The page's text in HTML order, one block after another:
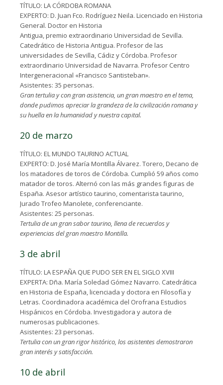
TÍTULO: LA CÓRDOBA ROMANA
EXPERTO: D. Juan Fco. Rodríguez Neila. Licenciado en Historia
General. Doctor en Historia
Antigua, premio extraordinario Universidad de Sevilla.
Catedrático de Historia Antigua. Profesor de las
universidades de Sevilla, Cádiz y Córdoba. Profesor
extraordinario Universidad de Navarra. Profesor Centro
Intergeneracional «Francisco Santisteban».
Asistentes: 35 personas.
Gran tertulia y con gran asistencia, un gran maestro en el tema,
donde pudimos apreciar la grandeza de la civilización romana y
su huella en la humanidad y nuestra capital.
20 de marzo
TÍTULO: EL MUNDO TAURINO ACTUAL
EXPERTO: D. José María Montilla Álvarez. Torero, Decano de
los matadores de toros de Córdoba. Cumplió 59 años como
matador de toros. Alternó con las más grandes figuras de
España. Asesor artístico taurino, comentarista taurino,
Jurado Trofeo Manolete, conferenciante.
Asistentes: 25 personas.
Tertulia de un gran sabor taurino, llena de recuerdos y
experiencias del gran maestro Montilla.
3 de abril
TÍTULO: LA ESPAÑA QUE PUDO SER EN EL SIGLO XVIII
EXPERTA: Dña. María Soledad Gómez Navarro. Catedrática
en Historia de España, licenciada y doctora en Filosofía y
Letras. Coordinadora académica del Orofrana Estudios
Hispánicos en Córdoba. Investigadora y autora de
numerosas publicaciones.
Asistentes: 23 personas.
Tertulia con un gran rigor histórico, los asistentes demostraron
gran interés y satisfacción.
10 de abril